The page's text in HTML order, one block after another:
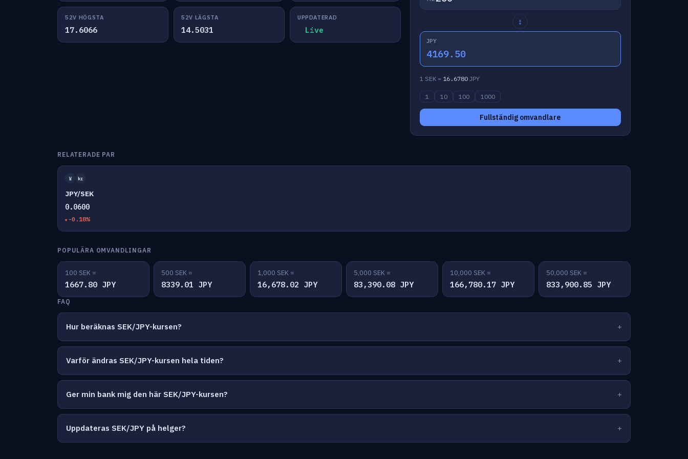
52V HÖGSTA
17.6066
52V LÄGSTA
14.5031
UPPDATERAD
Live
↕
JPY
4169.50
1 SEK = 16.6780JPY
1 10 100 1000
Fullständig omvandlare
RELATERADE PAR
¥ kr
JPY/SEK
0.0600
-0.18%
POPULÄRA OMVANDLINGAR
100 SEK =
1667.80 JPY
500 SEK =
8339.01 JPY
1,000 SEK =
16,678.02 JPY
5,000 SEK =
83,390.08 JPY
10,000 SEK =
166,780.17 JPY
50,000 SEK =
833,900.85 JPY
FAQ
Hur beräknas SEK/JPY-kursen?
Varför ändras SEK/JPY-kursen hela tiden?
Ger min bank mig den här SEK/JPY-kursen?
Uppdateras SEK/JPY på helger?